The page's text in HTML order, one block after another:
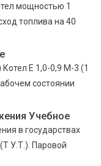
мощностью 1
топлива на 40
Е 1,0-0,9 М-3 (1
состоянии
Учебное
в государствах
У.Т.). Паровой